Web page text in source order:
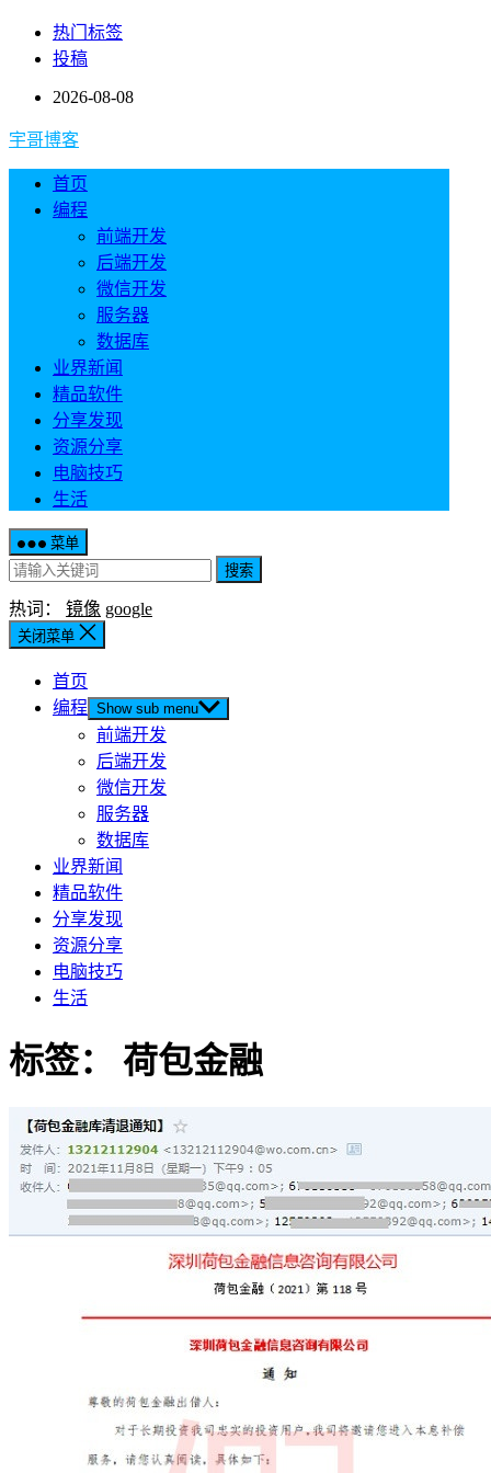
热门标签
投稿
2026-08-08
宇哥博客
首页
编程
前端开发
后端开发
微信开发
服务器
数据库
业界新闻
精品软件
分享发现
资源分享
电脑技巧
生活
菜单
搜索
热词： 镜像 google
关闭菜单
首页
编程 Show sub menu
前端开发
后端开发
微信开发
服务器
数据库
业界新闻
精品软件
分享发现
资源分享
电脑技巧
生活
标签： 荷包金融